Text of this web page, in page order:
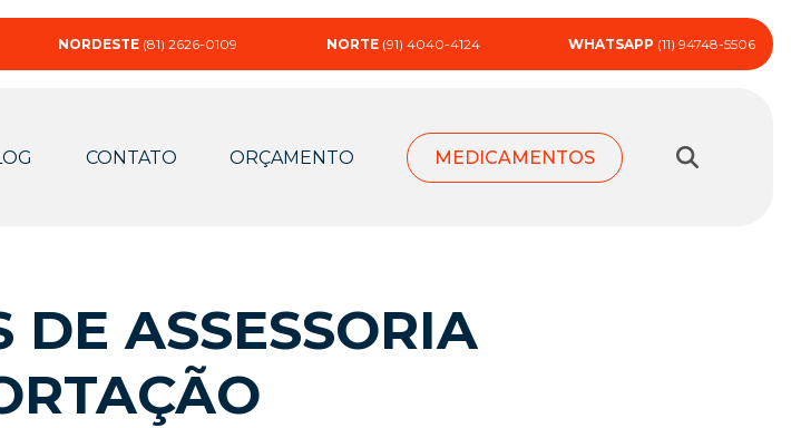
NORDESTE (81) 2626-0109 NORTE (91) 4040-4124 WHATSAPP (11) 94748-5506
CONTATO ORÇAMENTO MEDICAMENTOS
DE ASSESSORIA